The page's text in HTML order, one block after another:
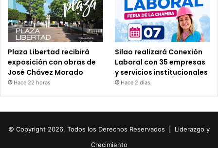
Plaza Libertad recibirá
exposición con obras de
José Chávez Morado
Hace 22 horas
Silao realizará Conexión
Laboral con 35 empresas
y servicios institucionales
Hace 2 días
© Copyright 2026, Todos los Derechos Reservados | Liderazgo y
Crecimiento